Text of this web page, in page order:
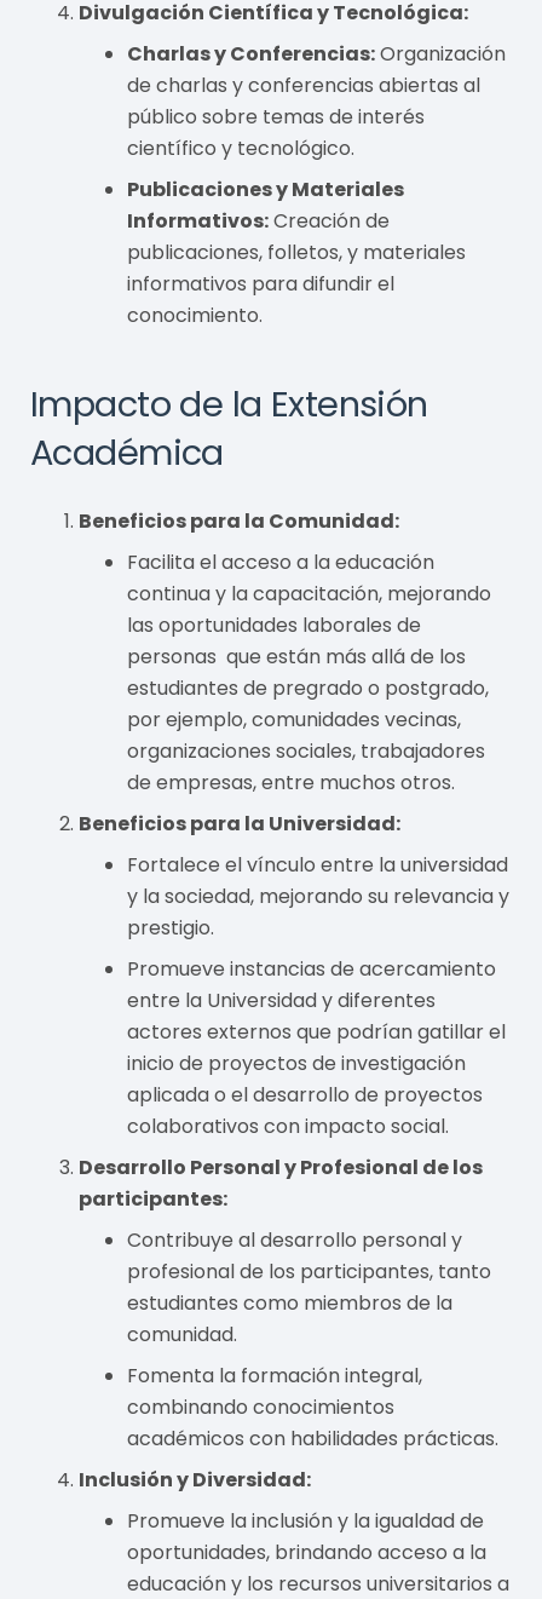
Divulgación Científica y Tecnológica:
Charlas y Conferencias:Organización
de charlas y conferencias abiertas al
público sobre temas de interés
científico y tecnológico.
Publicaciones y Materiales
Informativos:Creación de
publicaciones, folletos, y materiales
informativos para difundir el
conocimiento.
Impacto de la Extensión
Académica
Beneficios para la Comunidad:
Facilita el acceso a la educación
continua y la capacitación, mejorando
las oportunidades laborales de
personas que están más allá de los
estudiantes de pregrado o postgrado,
por ejemplo, comunidades vecinas,
organizaciones sociales, trabajadores
de empresas, entre muchos otros.
Beneficios para la Universidad:
Fortalece el vínculo entre la universidad
y la sociedad, mejorando su relevancia y
prestigio.
Promueve instancias de acercamiento
entre la Universidad y diferentes
actores externos que podrían gatillar el
inicio de proyectos de investigación
aplicada o el desarrollo de proyectos
colaborativos con impacto social.
Desarrollo Personal y Profesional de los
participantes:
Contribuye al desarrollo personal y
profesional de los participantes, tanto
estudiantes como miembros de la
comunidad.
Fomenta la formación integral,
combinando conocimientos
académicos con habilidades prácticas.
Inclusión y Diversidad:
Promueve la inclusión y la igualdad de
oportunidades, brindando acceso a la
educación y los recursos universitarios a